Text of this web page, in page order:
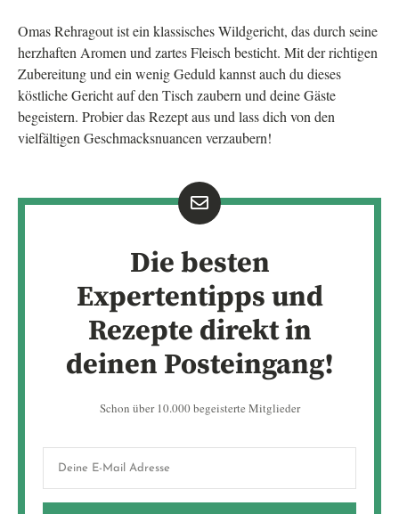
Omas Rehragout ist ein klassisches Wildgericht, das durch seine
herzhaften Aromen und zartes Fleisch besticht. Mit der richtigen
Zubereitung und ein wenig Geduld kannst auch du dieses
köstliche Gericht auf den Tisch zaubern und deine Gäste
begeistern. Probier das Rezept aus und lass dich von den
vielfältigen Geschmacksnuancen verzaubern!
Die besten
Expertentipps und
Rezepte direkt in
deinen Posteingang!
Schon über 10.000 begeisterte Mitglieder